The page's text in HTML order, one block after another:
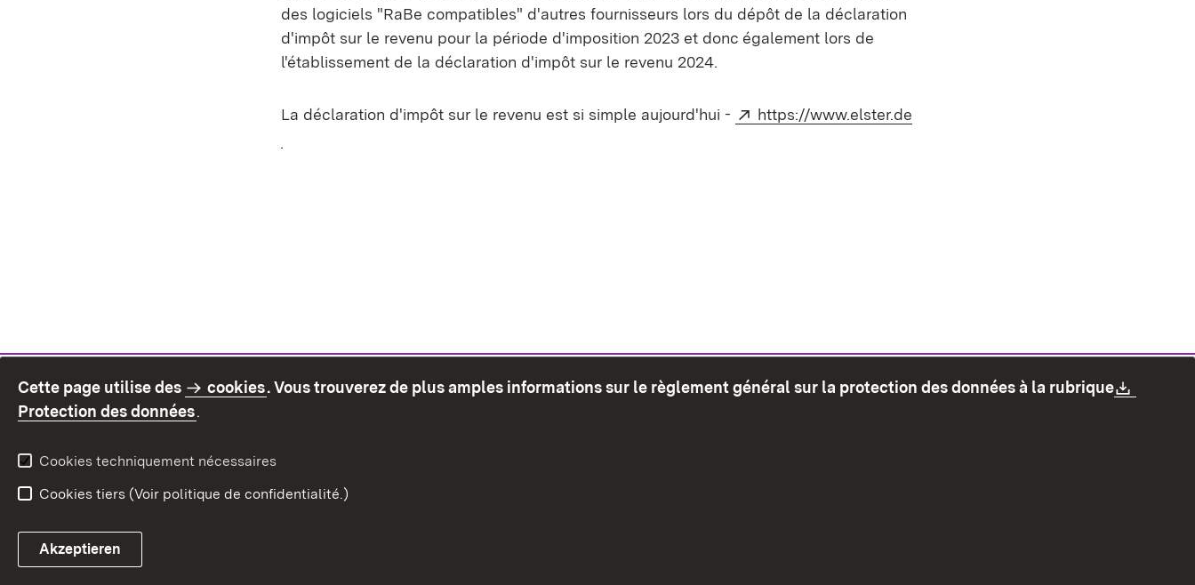
des logiciels "RaBe compatibles" d'autres fournisseurs lors du dépôt de la déclaration
d'impôt sur le revenu pour la période d'imposition 2023 et donc également lors de
l'établissement de la déclaration d'impôt sur le revenu 2024.
La déclaration d'impôt sur le revenu est si simple aujourd'hui - Externe:
https://www.elster.de
Cette page utilise des cookies. Vous trouverez de plus amples informations sur le règlement général sur la protection des données à la rubrique
Protection des données.
Cookies techniquement nécessaires
Cookies tiers (Voir politique de confidentialité.)
Akzeptieren